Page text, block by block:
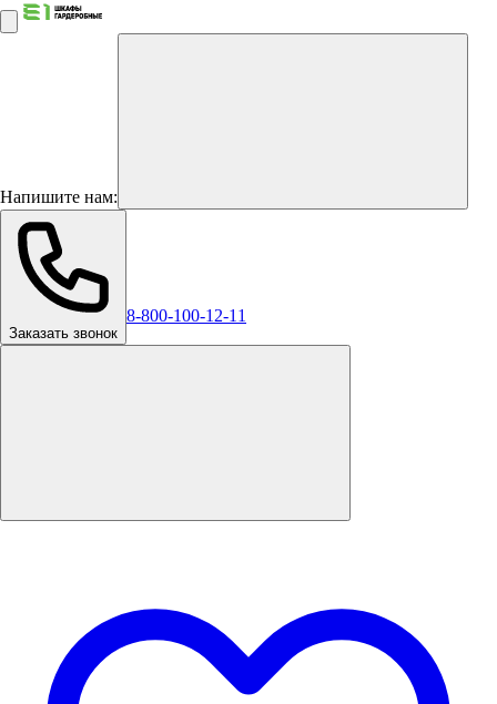
Напишите нам:
Заказать звонок
8-800-100-12-11